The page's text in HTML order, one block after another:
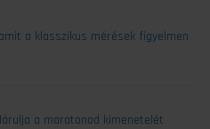
a klasszikus mérések figyelmen
a maratonod kimenetelét